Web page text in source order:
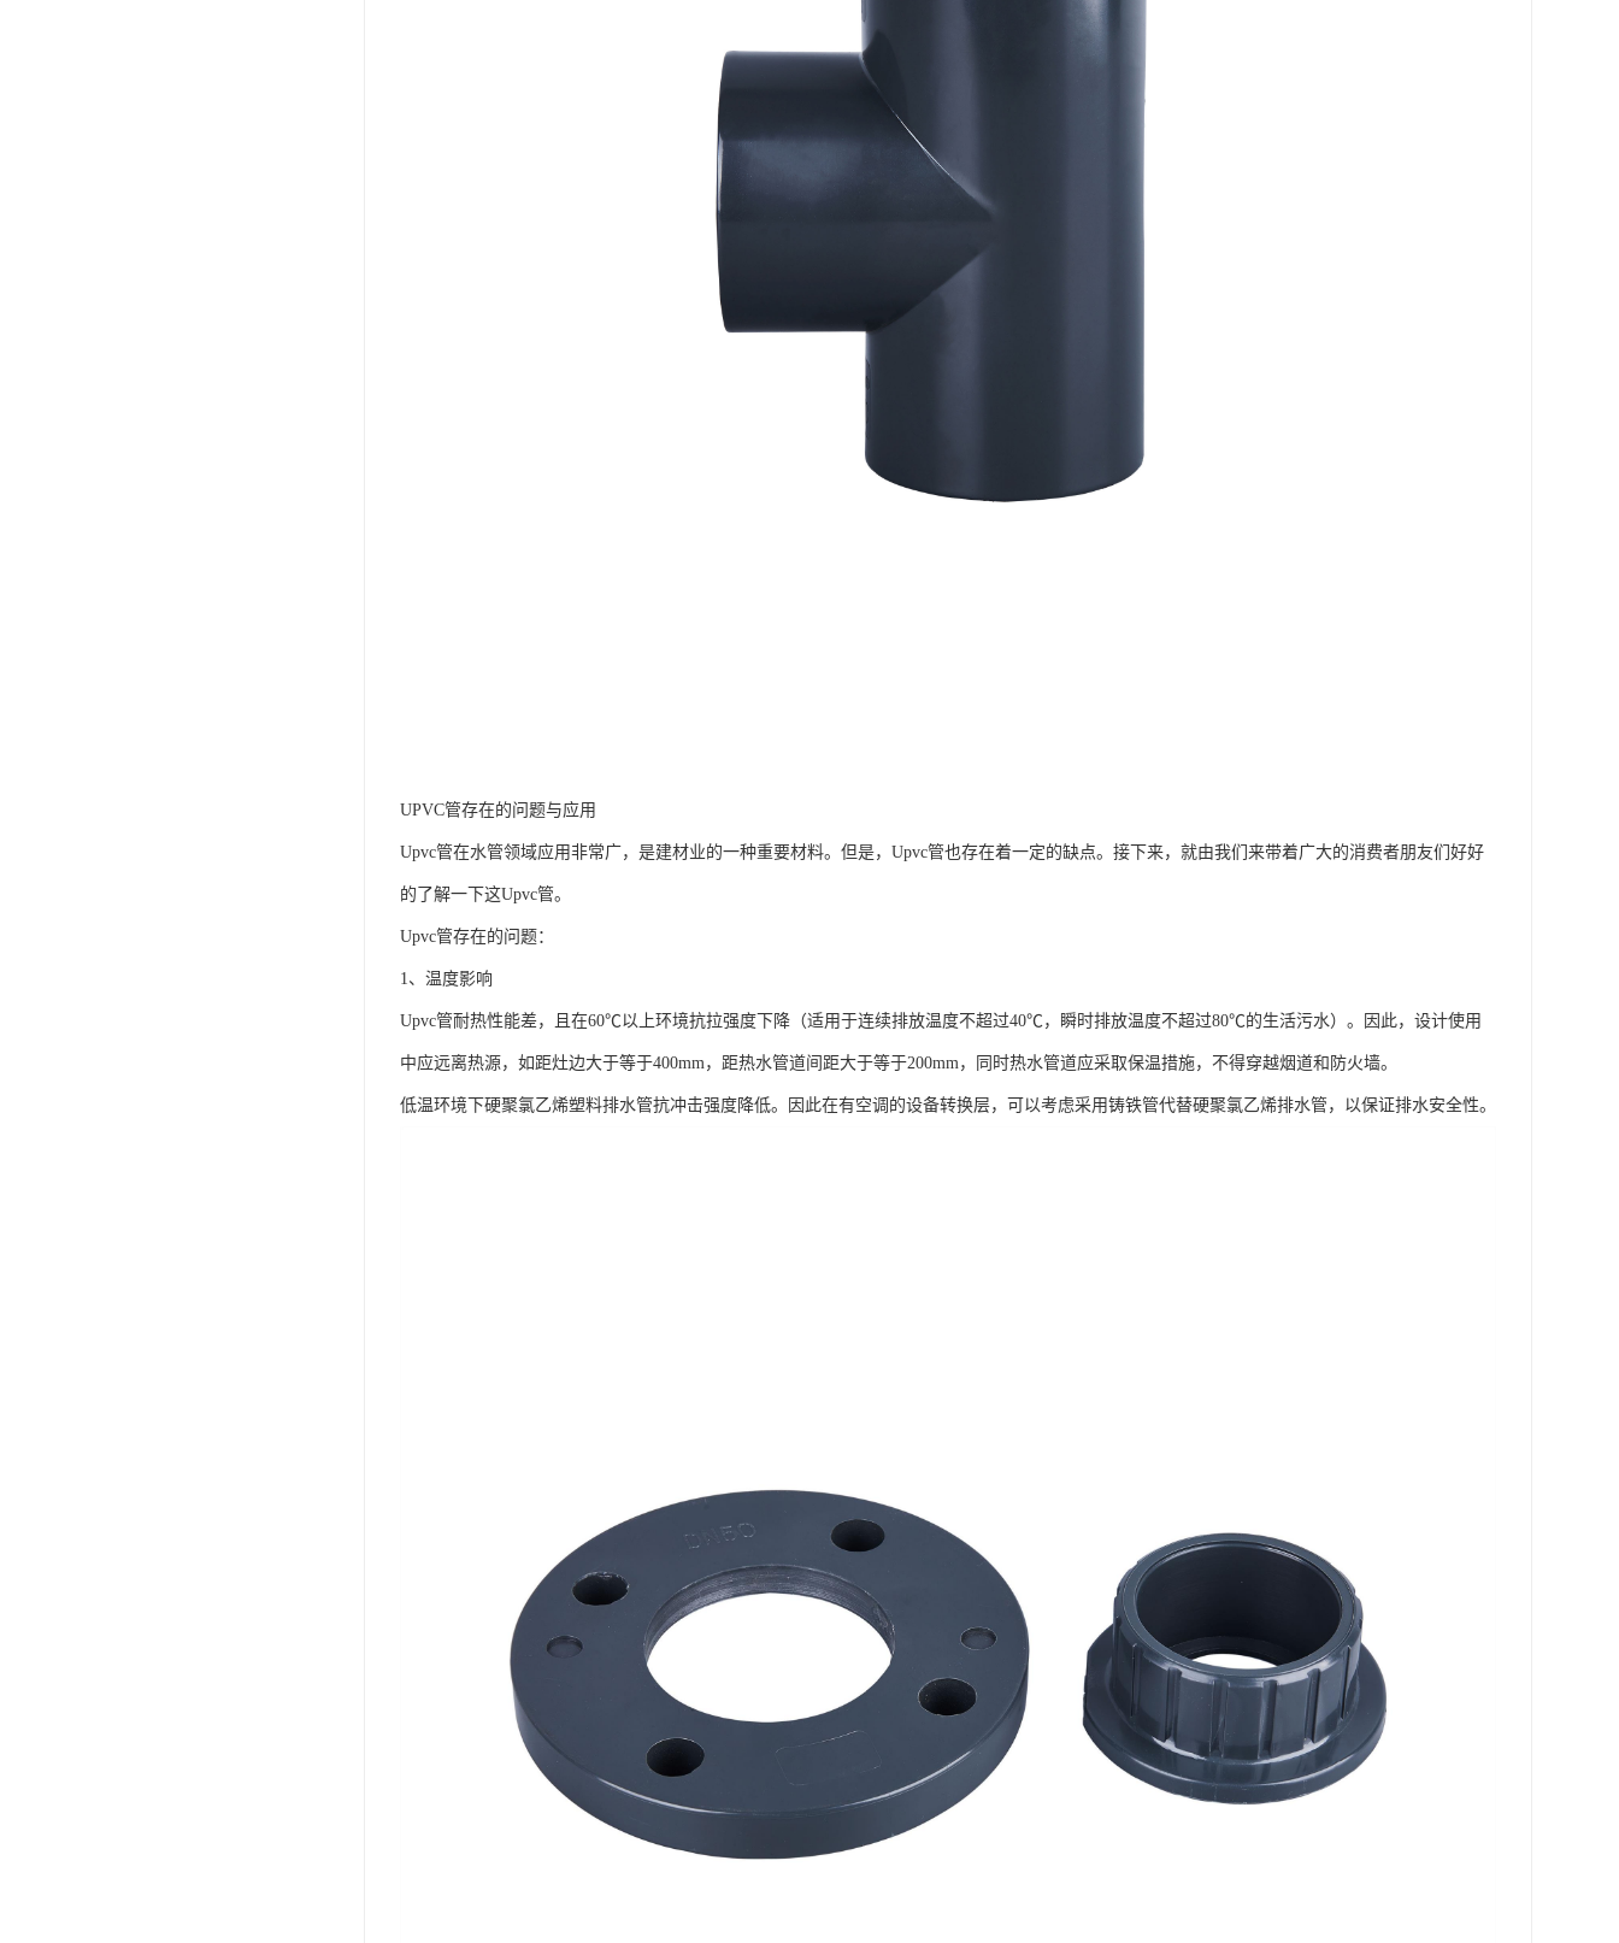
UPVC管存在的问题与应用
Upvc管在水管领域应用非常广，是建材业的一种重要材料。但是，Upvc管也存在着一定的缺点。接下来，就由我们来带着广大的消费者朋友们好好
的了解一下这Upvc管。
Upvc管存在的问题：
1、温度影响
Upvc管耐热性能差，且在60℃以上环境抗拉强度下降（适用于连续排放温度不超过40℃，瞬时排放温度不超过80℃的生活污水）。因此，设计使用
中应远离热源，如距灶边大于等于400mm，距热水管道间距大于等于200mm，同时热水管道应采取保温措施，不得穿越烟道和防火墙。
低温环境下硬聚氯乙烯塑料排水管抗冲击强度降低。因此在有空调的设备转换层，可以考虑采用铸铁管代替硬聚氯乙烯排水管，以保证排水安全性。